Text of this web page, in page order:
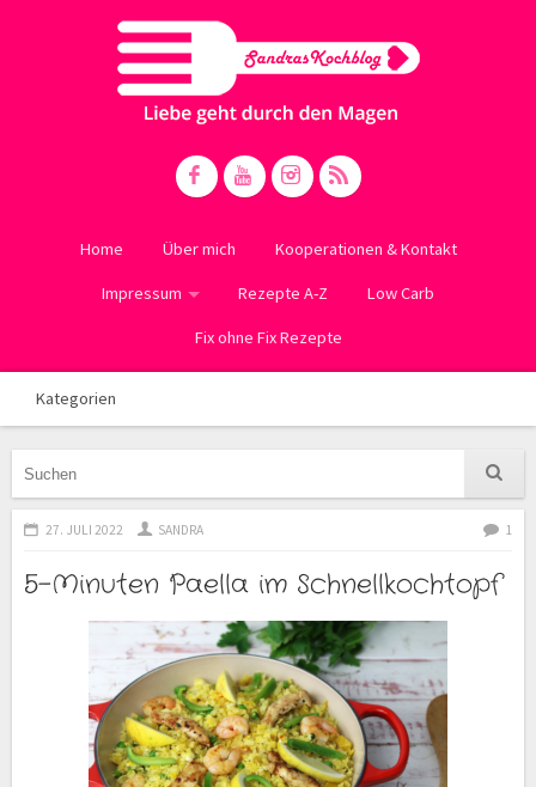
Home Über mich Kooperationen & Kontakt
Impressum Rezepte A-Z Low Carb
Fix ohne Fix Rezepte
Kategorien
27. JULI 2022 SANDRA 1
5-Minuten Paella im Schnellkochtopf